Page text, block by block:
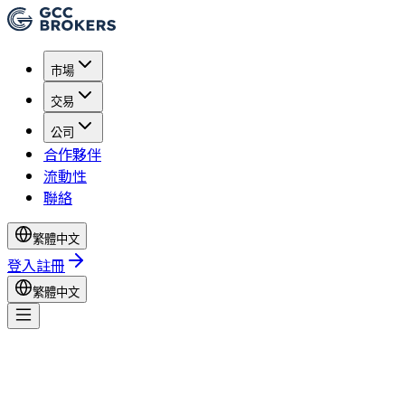
市場
交易
公司
合作夥伴
流動性
聯絡
繁體中文
登入註冊
繁體中文